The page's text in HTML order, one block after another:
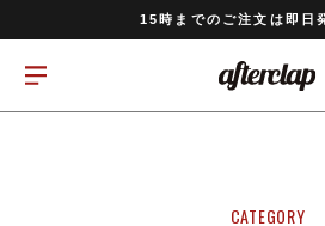
15時までのご注文は即日